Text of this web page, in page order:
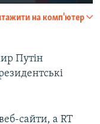
на комп'ютер
Путін
сайти, а RT